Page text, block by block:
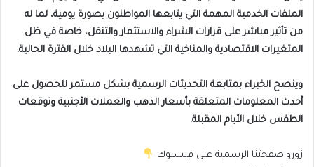
الملفات الخدمية المهمة التي يتابعها المواطنون بصورة يومية، لما له
من تأثير مباشر على قرارات الشراء والاستثمار والتنقل، خاصة في ظل
المتغيرات الاقتصادية والمناخية التي تشهدها البلاد خلال الفترة الحالية.
وينصح الخبراء بمتابعة التحديثات الرسمية بشكل مستمر للحصول على
أحدث المعلومات المتعلقة بأسعار الذهب والعملات الأجنبية وتوقعات
الطقس خلال الأيام المقبلة.
زورواصفحتنا الرسمية على فيسبوك